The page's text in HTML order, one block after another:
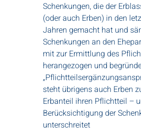
Schenkungen, die der
(oder auch Erben) in den
Jahren gemacht hat und
Schenkungen an den
mit zur Ermittlung des
herangezogen und
steht übrigens auch Erben
Erbanteil ihren Pflichtteil –
Berücksichtigung der
unterschreitet